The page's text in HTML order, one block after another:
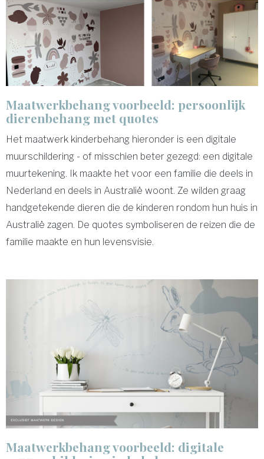
Maatwerkbehang voorbeeld: persoonlijk
dierenbehang met quotes
Het maatwerk kinderbehang hieronder is een digitale
muurschildering - of misschien beter gezegd: een digitale
muurtekening. Ik maakte het voor een familie die deels in
Nederland en deels in Australië woont. Ze wilden graag
handgetekende dieren die de kinderen rondom hun huis in
Australië zagen. De quotes symboliseren de reizen die de
familie maakte en hun levensvisie.
Maatwerkbehang voorbeeld: digitale